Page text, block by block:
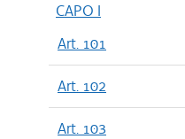
CAPO I
Art. 101
Art. 102
Art. 103